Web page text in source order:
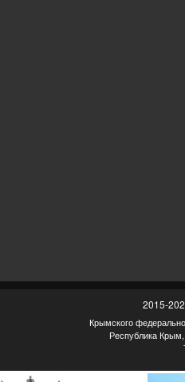
2015-
Крымского
Республика